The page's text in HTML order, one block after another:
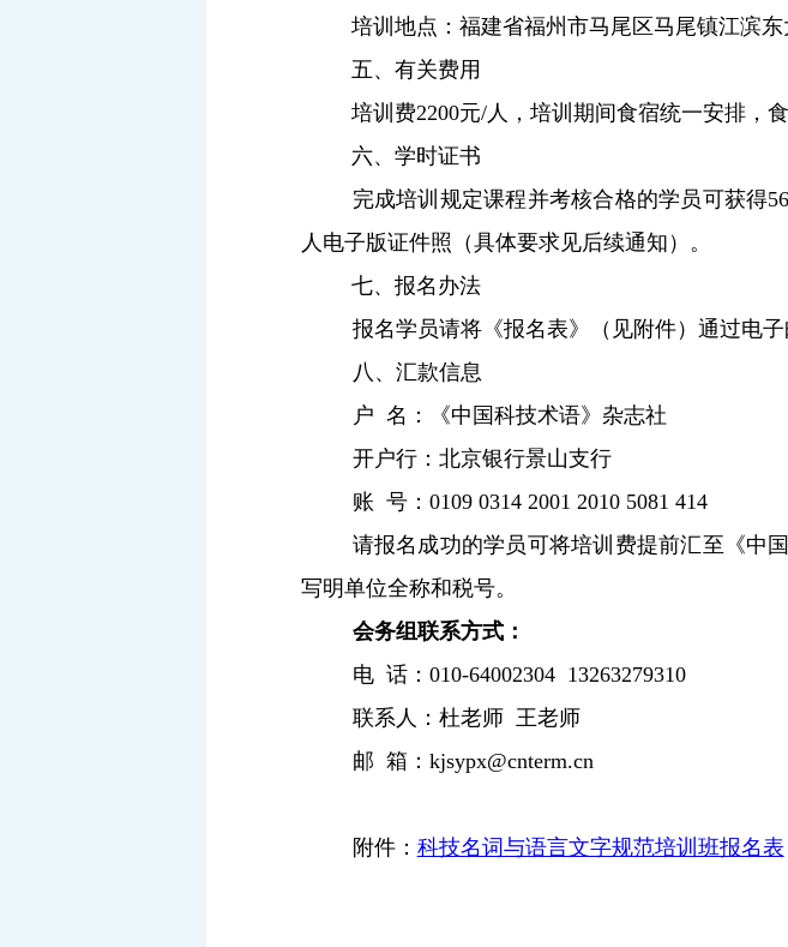
培训地点： 福建省福州市马尾区马尾镇江滨东
五、有关费用
培训费2200元/人，培训期间食宿统一安排，
六、学时证书
完成培训规定课程并考核合格的学员可获得56
人电子版证件照（具体要求见后续通知）。
七、报名办法
报名学员请将《报名表》（见附件）通过电
八、汇款信息
户 名：《中国科技术语》杂志社
开户行：北京银行景山支行
账 号： 0109 0314 2001 2010 5081 414
请报名成功的学员可将培训费提前汇至《中
写明单位全称和税号。
会务组联系方式：
电 话： 010-64002304 13263279310
联系人：杜老师 王老师
邮 箱： kjsypx@cnterm.cn
附件： 科技名词与语言文字规范培训班报名表